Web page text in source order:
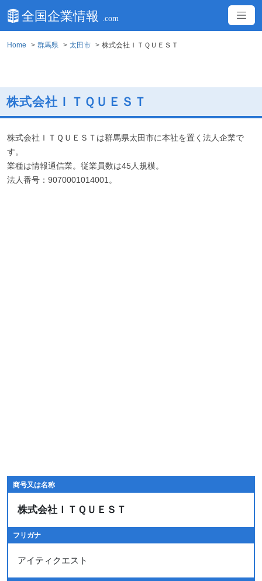
Home 群馬県 太田市 株式会社ＩＴＱＵＥＳＴ
株式会社ＩＴＱＵＥＳＴ
株式会社ＩＴＱＵＥＳＴは群馬県太田市に本社を置く法人企業で
す。
業種は情報通信業。従業員数は45人規模。
法人番号：9070001014001。
商号又は名称
株式会社ＩＴＱＵＥＳＴ
フリガナ
アイティクエスト